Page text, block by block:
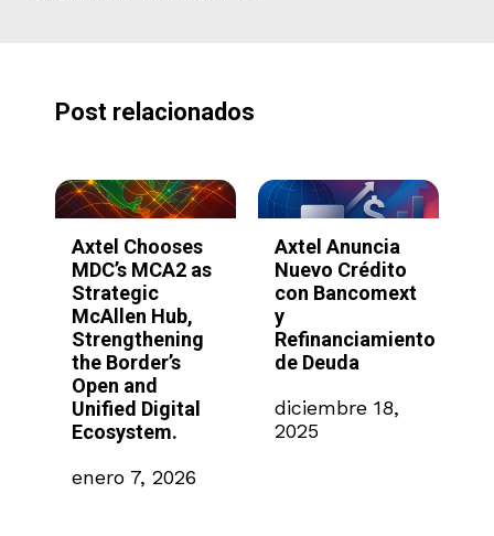
Post relacionados
Axtel Chooses
MDC’s MCA2 as
Strategic
McAllen Hub,
Strengthening
the Border’s
Open and
Unified Digital
Ecosystem.
enero 7, 2026
Axtel Anuncia
Nuevo Crédito
con Bancomext
Refinanciamiento
de Deuda
diciembre 18,
lanzan
IA sin